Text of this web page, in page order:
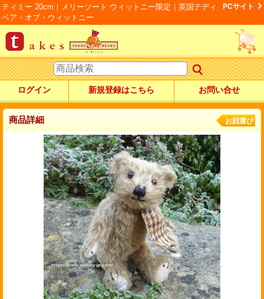
ティミー 20cm｜メリーソート ウィットニー限定｜英国テディ
ベア・オブ・ウィットニー
PCサイト
ログイン 新規登録はこちら お問い合せ
商品詳細 お顔選び